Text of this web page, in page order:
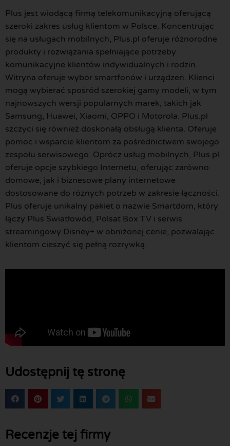
Plus jest wiodącą firmą telekomunikacyjną oferującą
szeroki zakres usług klientom w Polsce. Koncentrując
się na usługach mobilnych, Plus.pl oferuje różnorodne
produkty i rozwiązania spełniające potrzeby
komunikacyjne klientów indywidualnych i rodzin.
Witryna oferuje wybór smartfonów i urządzeń. Klienci
mogą wybierać spośród szerokiej gamy modeli, w tym
najnowszych wersji popularnych marek, takich jak
Samsung, Huawei, Xiaomi, OPPO i Motorola. Plus.pl
szczyci się również doskonałą obsługą klienta. Oferuje
pomoc i wsparcie klientom za pośrednictwem swojego
zespołu serwisowego. Oprócz usług mobilnych, Plus.pl
oferuje opcje szybkiego Internetu, oferując zarówno
domowe, jak i biznesowe plany internetowe
dostosowane do różnych potrzeb w zakresie łączności.
Plus oferuje unikalny pakiet o nazwie Smartdom, który
łączy Plus Światłowód, Polsat Box TV i serwis
streamingowy Disney+ w obniżonej cenie, pozwalając
klientom cieszyć się pełną rozrywką.
Udostępnij tę stronę
Recenzje tej firmy